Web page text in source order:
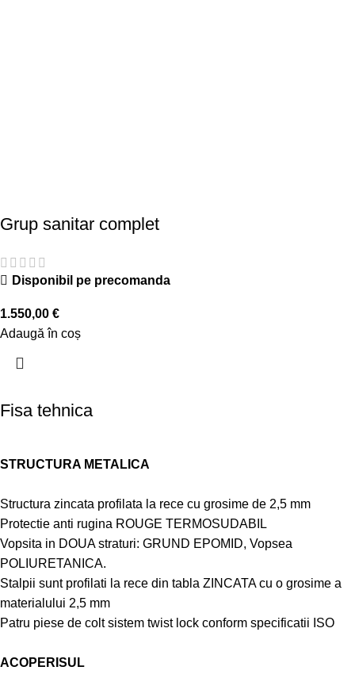
Grup sanitar complet
Disponibil pe precomanda
1.550,00 €
Adaugă în coș
Fisa tehnica
STRUCTURA METALICA
Structura zincata profilata la rece cu grosime de 2,5 mm
Protectie anti rugina ROUGE TERMOSUDABIL
Vopsita in DOUA straturi: GRUND EPOMID, Vopsea
POLIURETANICA.
Stalpii sunt profilati la rece din tabla ZINCATA cu o grosime a
materialului 2,5 mm
Patru piese de colt sistem twist lock conform specificatii ISO
ACOPERISUL